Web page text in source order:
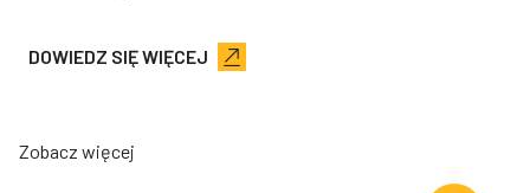
DOWIEDZ SIĘ WIĘCEJ
Zobacz więcej